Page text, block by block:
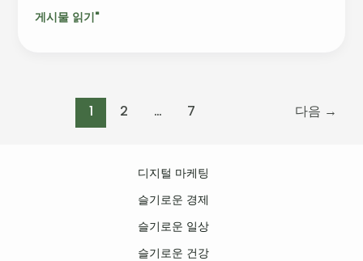
전
게시물 읽기"
1 2 … 7 다음 →
디지털 마케팅
슬기로운 경제
슬기로운 일상
슬기로운 건강